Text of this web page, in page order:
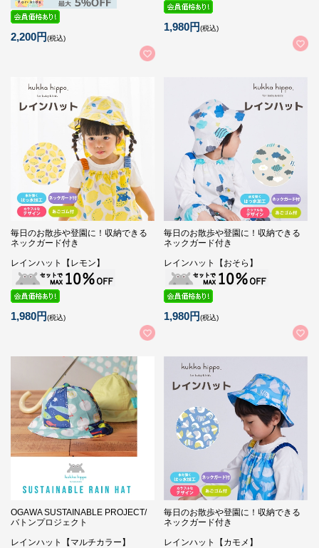
2,200円(税込)
1,980円(税込)
毎日のお散歩や登園に！収納できる
ネックガード付き
レインハット【レモン】
1,980円(税込)
毎日のお散歩や登園に！収納できる
ネックガード付き
レインハット【おそら】
1,980円(税込)
OGAWA SUSTAINABLE PROJECT/
バトンプロジェクト
レインハット【マルチカラー】
毎日のお散歩や登園に！収納できる
ネックガード付き
レインハット【カモメ】